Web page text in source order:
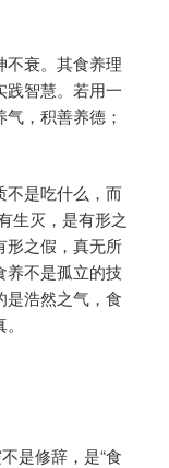
不衰。其食养理
践智慧。若用一
，积善养德；
不是吃什么，而
生灭，是有形之
形之假，真无所
养不是孤立的技
是浩然之气，食
是修辞，是“食